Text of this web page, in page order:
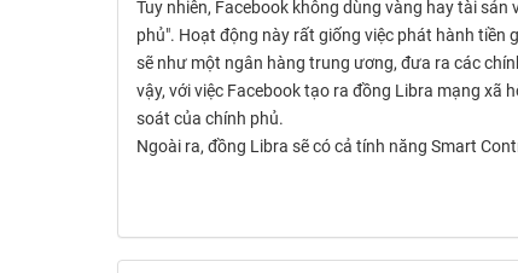
Tuy nhiên, Facebook không dùng vàng hay tài
phủ". Hoạt động này rất giống việc phát hành
sẽ như một ngân hàng trung ương, đưa ra các
vậy, với việc Facebook tạo ra đồng Libra mạng xã
soát của chính phủ.
Ngoài ra, đồng Libra sẽ có cả tính năng Smart